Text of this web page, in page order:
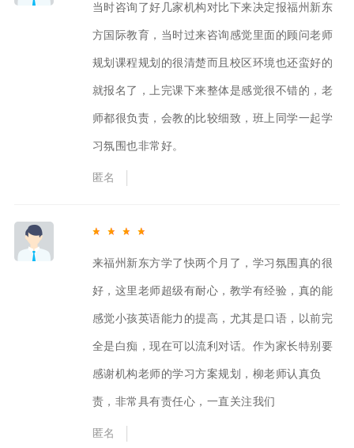
当时咨询了好几家机构对比下来决定报福州新东
方国际教育，当时过来咨询感觉里面的顾问老师
规划课程规划的很清楚而且校区环境也还蛮好的
就报名了，上完课下来整体是感觉很不错的，老
师都很负责，会教的比较细致，班上同学一起学
习氛围也非常好。
匿名
来福州新东方学了快两个月了，学习氛围真的很
好，这里老师超级有耐心，教学有经验，真的能
感觉小孩英语能力的提高，尤其是口语，以前完
全是白痴，现在可以流利对话。作为家长特别要
感谢机构老师的学习方案规划，柳老师认真负
责，非常具有责任心，一直关注我们
匿名